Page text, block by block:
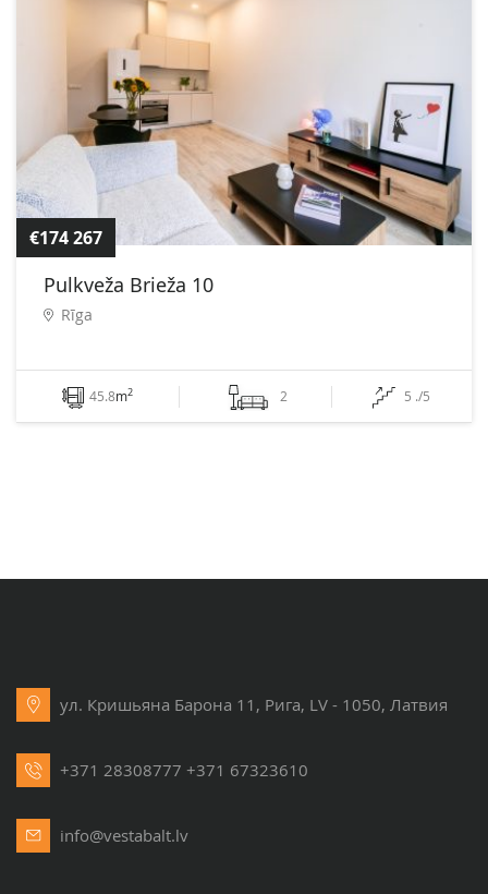
€174 267
Pulkveža Brieža 10
Rīga
45.8m2 2 5 ./5
ул. Кришьяна Барона 11, Рига, LV - 1050, Латвия
+371 28308777 +371 67323610
info@vestabalt.lv